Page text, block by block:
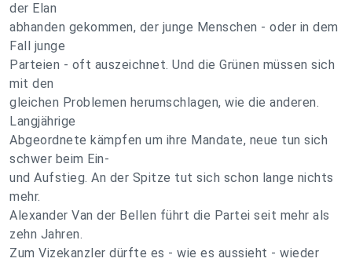
der Elan
abhanden gekommen, der junge Menschen - oder in dem
Fall junge
Parteien - oft auszeichnet. Und die Grünen müssen sich
mit den
gleichen Problemen herumschlagen, wie die anderen.
Langjährige
Abgeordnete kämpfen um ihre Mandate, neue tun sich
schwer beim Ein-
und Aufstieg. An der Spitze tut sich schon lange nichts
mehr.
Alexander Van der Bellen führt die Partei seit mehr als
zehn Jahren.
Zum Vizekanzler dürfte es - wie es aussieht - wieder